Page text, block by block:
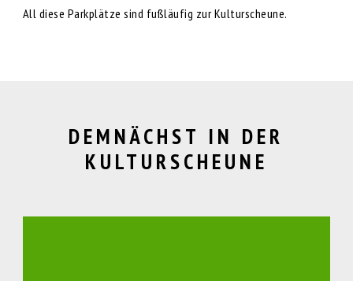
All diese Parkplätze sind fußläufig zur Kulturscheune.
DEMNÄCHST IN DER
KULTURSCHEUNE